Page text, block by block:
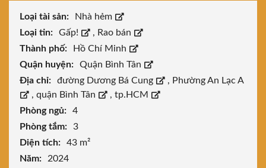
Loại tài sản:
Nhà hẻm
Loại tin:
Gấp! , Rao bán
Thành phố:
Hồ Chí Minh
Quận huyện:
Quận Bình Tân
Địa chỉ:
đường Dương Bá Cung , Phường An Lạc A
, quận Bình Tân , tp.HCM
Phòng ngủ:
4
Phòng tắm:
3
Diện tích:
43 m²
Năm:
2024